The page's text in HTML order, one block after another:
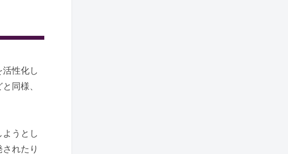
性化し
同様、
うとし
れたり